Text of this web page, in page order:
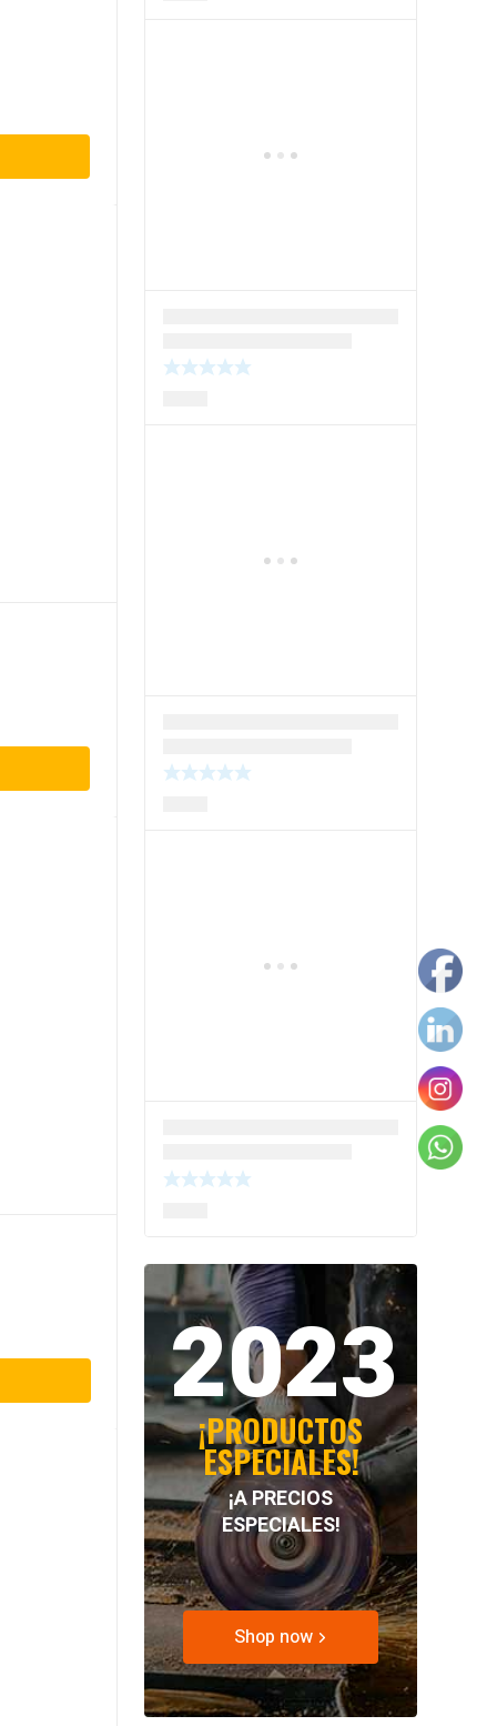
2023
¡PRODUCTOS
ESPECIALES!
¡A PRECIOS
ESPECIALES!
Shop now